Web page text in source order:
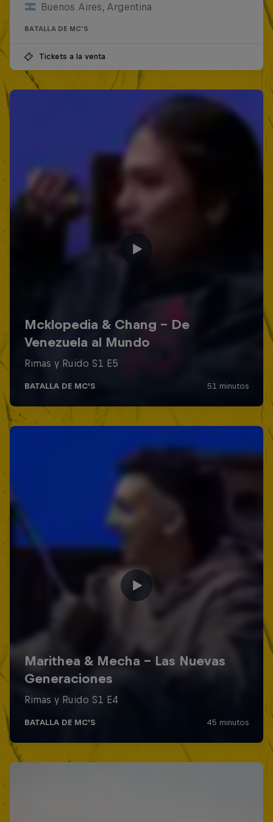
Buenos Aires, Argentina
BATALLA DE MC'S
Tickets a la venta